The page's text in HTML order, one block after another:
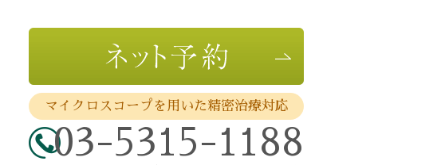
マイクロスコープを用いた精密治療対応
03-5315-1188